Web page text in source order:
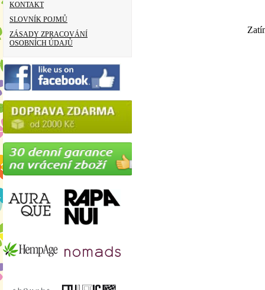
KONTAKT
SLOVNÍK POJMŮ
ZÁSADY ZPRACOVÁNÍ
OSOBNÍCH ÚDAJŮ